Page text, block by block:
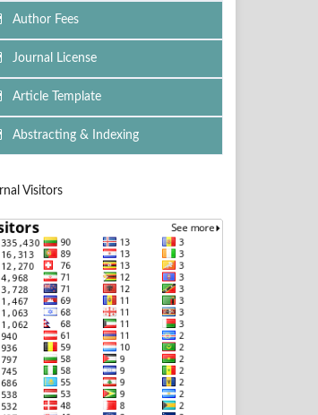
Author Fees
Journal License
Article Template
Abstracting & Indexing
Visitors